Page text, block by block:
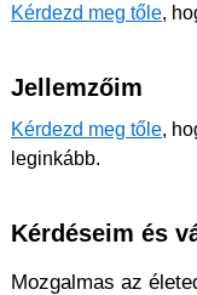
Kérdezd meg tőle,
Jellemzőim
Kérdezd meg tőle,
leginkább.
Kérdéseim és
Mozgalmas az